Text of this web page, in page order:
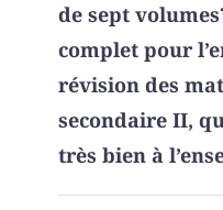
de sept
complet pour
révision des
secondaire II,
très bien à